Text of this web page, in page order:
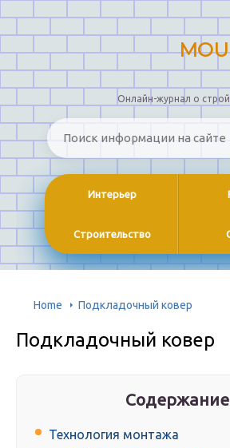
Онлайн-журнал о
Интерьер
Строительство
Home Подкладочный ковер
Подкладочный ковер
Технология монтажа